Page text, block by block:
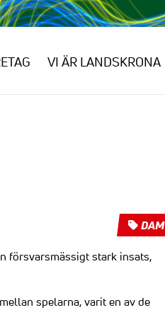
VI ÄR LANDSKRONA
DAM
försvarsmässigt stark insats,
spelarna, varit en av de